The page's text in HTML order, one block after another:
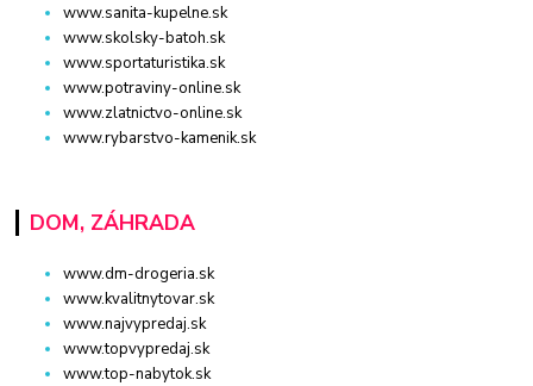
www.sanita-kupelne.sk
www.skolsky-batoh.sk
www.sportaturistika.sk
www.potraviny-online.sk
www.zlatnictvo-online.sk
www.rybarstvo-kamenik.sk
DOM, ZÁHRADA
www.dm-drogeria.sk
www.kvalitnytovar.sk
www.najvypredaj.sk
www.topvypredaj.sk
www.top-nabytok.sk